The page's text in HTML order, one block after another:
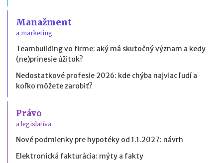
Manažment
a marketing
Teambuilding vo firme: aký má skutočný význam a kedy
(ne)prinesie úžitok?
Nedostatkové profesie 2026: kde chýba najviac ľudí a
koľko môžete zarobiť?
Právo
a legislatíva
Nové podmienky pre hypotéky od 1.1.2027: návrh
Elektronická fakturácia: mýty a fakty